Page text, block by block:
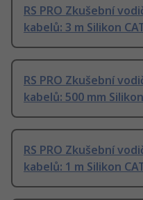
RS PRO Zkušební
kabelů: 3 m Silikon
RS PRO Zkušební
kabelů: 500 mm
RS PRO Zkušební
kabelů: 1 m Silikon